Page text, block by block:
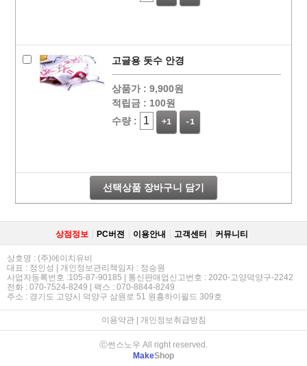
고글용 돗수 안경
상품가 : 9,900원
적립금 : 100원
수량 :
+1 -1
선택상품 장바구니 담기
상점정보 PC버젼 이용안내 고객센터 커뮤니티
상호명 : (주)에이치유비
대표 : 정인성 | 개인정보관리책임자 : 정승원
사업자등록번호 :105-87-90185 | 통신판매업신고번호 : 2020-고양덕양구-2242
전화 : 070-7524-8249 | 팩스 : 070-8844-8249
주소 : 경기도 고양시 덕양구 삼원로 51 원흥하이필드 309호
이용약관| 개인정보취급방침
ⓒ썬스노우 All right reserved.
MakeShop